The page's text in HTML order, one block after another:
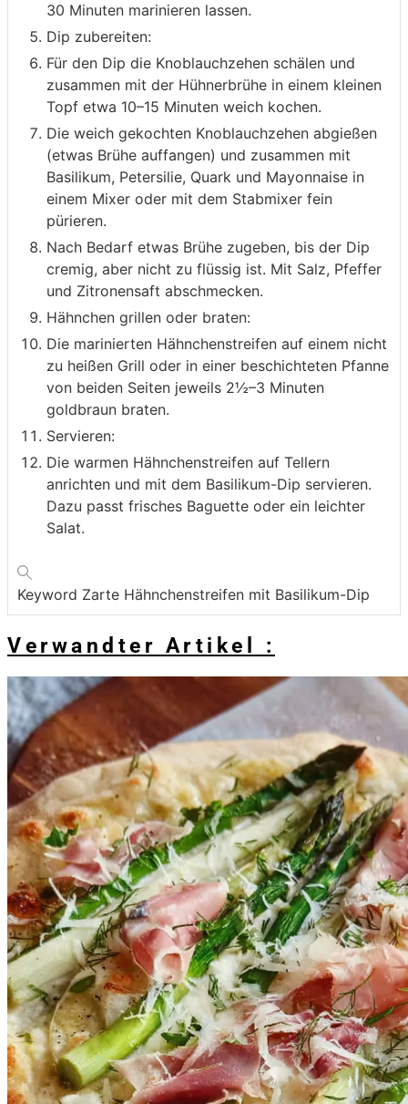
30 Minuten marinieren lassen.
Dip zubereiten:
Für den Dip die Knoblauchzehen schälen und
zusammen mit der Hühnerbrühe in einem kleinen
Topf etwa 10–15 Minuten weich kochen.
Die weich gekochten Knoblauchzehen abgießen
(etwas Brühe auffangen) und zusammen mit
Basilikum, Petersilie, Quark und Mayonnaise in
einem Mixer oder mit dem Stabmixer fein
pürieren.
Nach Bedarf etwas Brühe zugeben, bis der Dip
cremig, aber nicht zu flüssig ist. Mit Salz, Pfeffer
und Zitronensaft abschmecken.
Hähnchen grillen oder braten:
Die marinierten Hähnchenstreifen auf einem nicht
zu heißen Grill oder in einer beschichteten Pfanne
von beiden Seiten jeweils 2½–3 Minuten
goldbraun braten.
Servieren:
Die warmen Hähnchenstreifen auf Tellern
anrichten und mit dem Basilikum-Dip servieren.
Dazu passt frisches Baguette oder ein leichter
Salat.
Keyword Zarte Hähnchenstreifen mit Basilikum-Dip
Verwandter Artikel :